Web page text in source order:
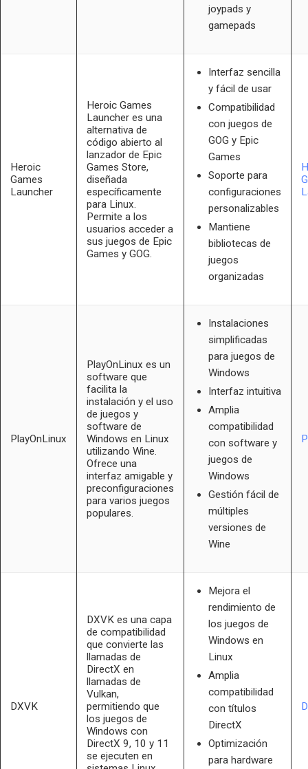
joypads y
gamepads
Heroic
Games
Launcher
Heroic Games
Launcher es una
alternativa de
código abierto al
lanzador de Epic
Games Store,
diseñada
específicamente
para Linux.
Permite a los
usuarios acceder a
sus juegos de Epic
Games y GOG.
Interfaz sencilla
y fácil de usar
Compatibilidad
con juegos de
GOG y Epic
Games
Soporte para
configuraciones
personalizables
Mantiene
bibliotecas de
juegos
organizadas
PlayOnLinux
PlayOnLinux es un
software que
facilita la
instalación y el uso
de juegos y
software de
Windows en Linux
utilizando Wine.
Ofrece una
interfaz amigable y
preconfiguraciones
para varios juegos
populares.
Instalaciones
simplificadas
para juegos de
Windows
Interfaz intuitiva
Amplia
compatibilidad
con software y
juegos de
Windows
Gestión fácil de
múltiples
versiones de
Wine
DXVK
DXVK es una capa
de compatibilidad
que convierte las
llamadas de
DirectX en
llamadas de
Vulkan,
permitiendo que
los juegos de
Windows con
DirectX 9, 10 y 11
se ejecuten en
Mejora el
rendimiento de
los juegos de
Windows en
Linux
Amplia
compatibilidad
con títulos
DirectX
Optimización
para hardware